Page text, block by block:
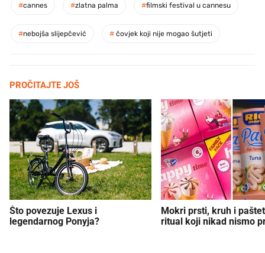
#cannes #zlatna palma #filmski festival u cannesu
#nebojša slijepčević # čovjek koji nije mogao šutjeti
PROČITAJTE JOŠ
Što povezuje Lexus i
legendarnog Ponyja?
Mokri prsti, kruh i
ritual koji nikad nismo